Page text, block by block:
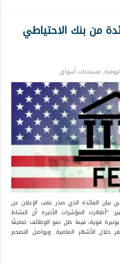
من بنك الاحتياطي
,مستجدات أسواق
بيان الفائدة الذي صدر عقب الإعلان عن
“أظهرت المؤشرات الأخيرة أن النشاط
قوية، فيما ظل نمو الوظائف ضعيفًا
خلال الأشهر الماضية. ويواصل التضخم